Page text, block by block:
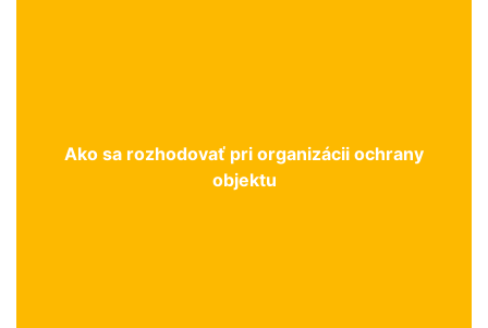
Ako sa rozhodovať pri organizácii ochrany
objektu